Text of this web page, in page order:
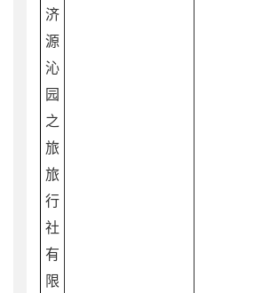
济
源
沁
园
之
旅
旅
行
社
有
限